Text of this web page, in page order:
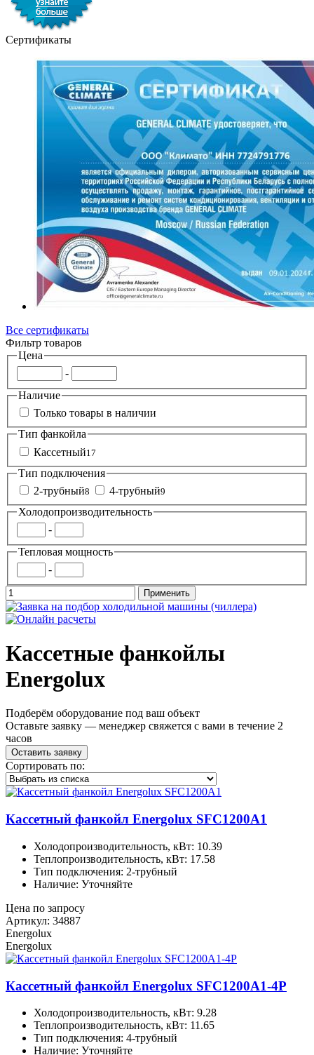
Сертификаты
Все сертификаты
Фильтр товаров
Цена
-
Наличие
Только товары в наличии
Тип фанкойла
Кассетный17
Тип подключения
2-трубный8 4-трубный9
Холодопроизводительность
-
Тепловая мощность
-
Кассетные фанкойлы
Energolux
Подберём оборудование под ваш объект
Оставьте заявку — менеджер свяжется с вами в течение 2
часов
Оставить заявку
Сортировать по:
Кассетный фанкойл Energolux SFC1200A1
Холодопроизводительность, кВт: 10.39
Теплопроизводительность, кВт: 17.58
Тип подключения: 2-трубный
Наличие: Уточняйте
Цена по запросу
Артикул: 34887
Energolux
Energolux
Кассетный фанкойл Energolux SFC1200A1-4P
Холодопроизводительность, кВт: 9.28
Теплопроизводительность, кВт: 11.65
Тип подключения: 4-трубный
Наличие: Уточняйте